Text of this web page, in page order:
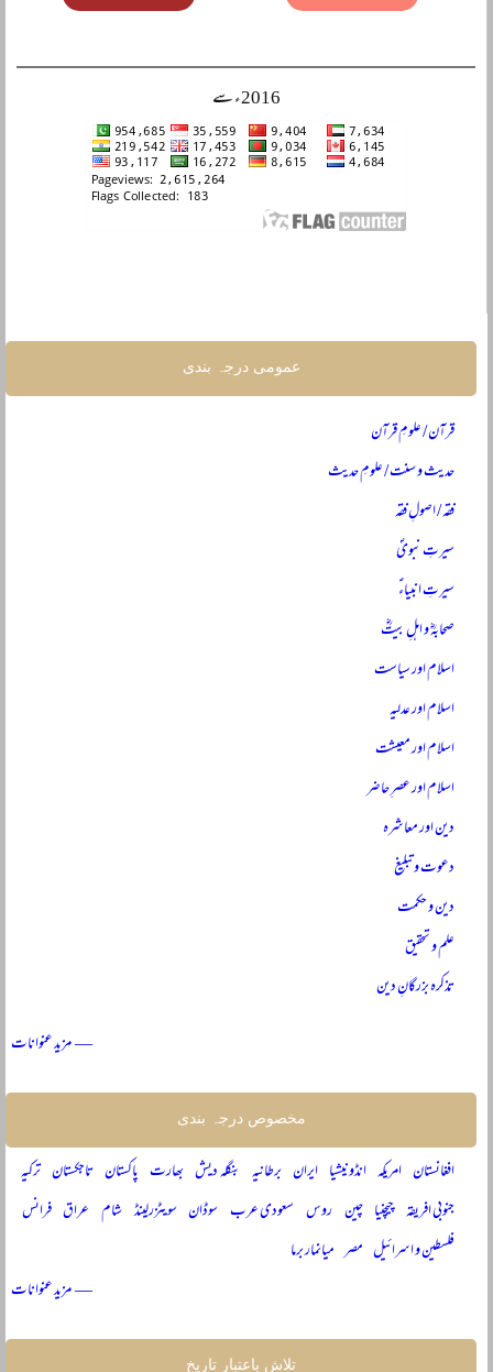
2016ء سے
عمومی درجہ بندی
قرآن / علومِ قرآن
حدیث و سنت / علومِ حدیث
فقہ / اصولِ فقہ
سیرتِ نبویؐ
سیرتِ انبیاءؑ
صحابہؓ و اہلِ بیتؓ
اسلام اور سیاست
اسلام اور عدلیہ
اسلام اور معیشت
اسلام اور عصرِ حاضر
دین اور معاشرہ
دعوت و تبلیغ
دین و حکمت
علم و تحقیق
تذکرہ بزرگانِ دین
— مزید عنوانات
مخصوص درجہ بندی
افغانستان امریکہ انڈونیشیا ایران برطانیہ بنگلہ دیش بھارت پاکستان تاجکستان ترکیہ
جنوبی افریقہ چیچنیا چین روس سعودی عرب سوڈان سویٹزرلینڈ شام عراق فرانس
فلسطین و اسرائیل مصر میانمار برما
— مزید عنوانات
تلاش باعتبار تاریخ